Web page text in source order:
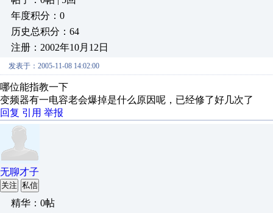
年度积分：0
历史总积分：64
注册：2002年10月12日
发表于：2005-11-08 14:02:00
哪位能指教一下
变频器有一电容老会爆掉是什么原因呢，已经修了好几次了
回复 引用 举报
无聊才子
关注 私信
精华：0帖